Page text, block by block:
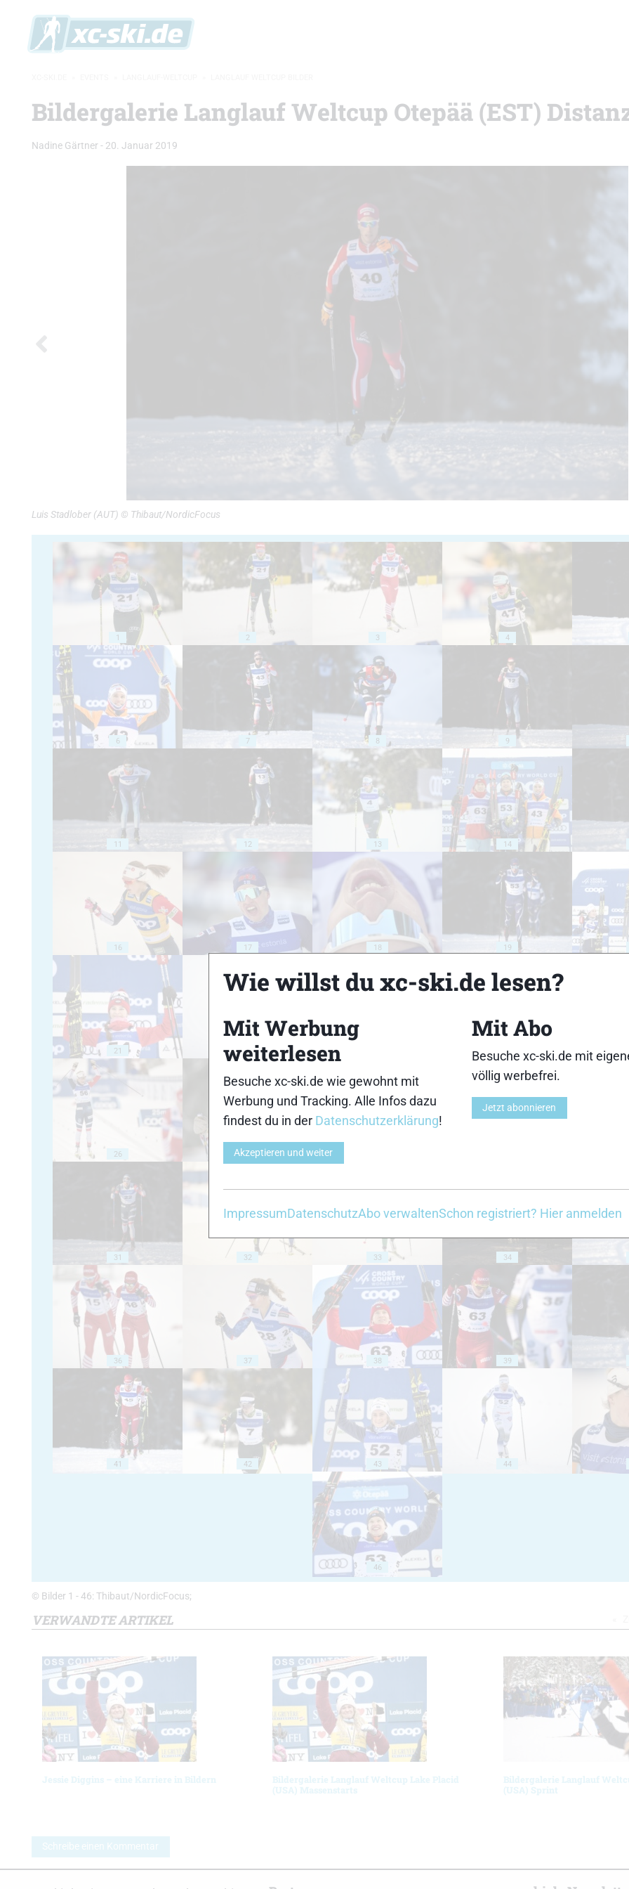
Bildergalerie Langlauf Weltcup Otepää (EST)
Nadine Gärtner - 20. Januar 2019
Luis Stadlober (AUT) © Thibaut/NordicFocus
1 2 3 4
6 7 8 9
11 12 13 14
16 17 18 19
21 22 24
26 27
31 32 33 34
36 37 38 39
41 42 43 44
46
© Bilder 1 - 46: Thibaut/NordicFocus;
VERWANDTE ARTIKEL
Jessie Diggins – eine Karriere in Bildern
Bildergalerie Langlauf Weltcup Lake Placid
(USA) Massenstarts
Bildergalerie Langlauf
(USA) Sprint
Schreibe einen Kommentar
Wie willst du xc-ski.de lesen?
Mit Werbung
weiterlesen
Besuche xc-ski.de wie gewohnt mit
Werbung und Tracking. Alle Infos dazu
findest du in der Datenschutzerklärung!
Akzeptieren und weiter
Mit Abo
Besuche xc-ski.de mit
völlig werbefrei.
Jetzt abonnieren
ImpressumDatenschutzAbo verwaltenSchon registriert? Hier anmelden